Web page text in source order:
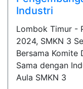
Industri
Lombok Timur -
2024, SMKN 3
Bersama Komite
Sama dengan
Aula SMKN 3